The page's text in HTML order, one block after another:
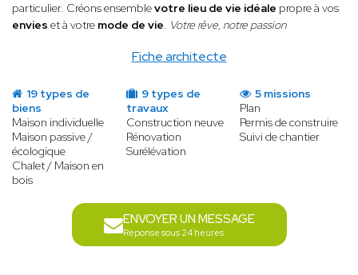
Fiche architecte
particulier. Créons ensemblevotre lieu de vie idéale propre à vos
envies et à votre mode de vie. Votre rêve, notre passion
19 types de
biens
Maison individuelle
Maison passive /
écologique
Chalet / Maison en
bois
9 types de
travaux
Construction neuve
Rénovation
Surélévation
5 missions
Plan
Permis de construire
Suivi de chantier
ENVOYER UN MESSAGE
Réponse sous 24 heures